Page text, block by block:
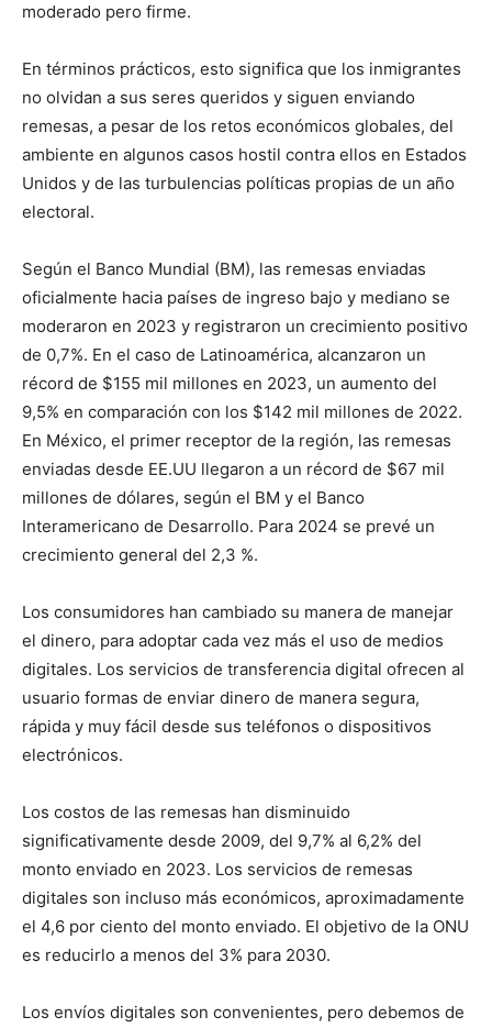
moderado pero firme.
En términos prácticos, esto significa que los inmigrantes
no olvidan a sus seres queridos y siguen enviando
remesas, a pesar de los retos económicos globales, del
ambiente en algunos casos hostil contra ellos en Estados
Unidos y de las turbulencias políticas propias de un año
electoral.
Según el Banco Mundial (BM), las remesas enviadas
oficialmente hacia países de ingreso bajo y mediano se
moderaron en 2023 y registraron un crecimiento positivo
de 0,7%. En el caso de Latinoamérica, alcanzaron un
récord de $155 mil millones en 2023, un aumento del
9,5% en comparación con los $142 mil millones de 2022.
En México, el primer receptor de la región, las remesas
enviadas desde EE.UU llegaron a un récord de $67 mil
millones de dólares, según el BM y el Banco
Interamericano de Desarrollo. Para 2024 se prevé un
crecimiento general del 2,3 %.
Los consumidores han cambiado su manera de manejar
el dinero, para adoptar cada vez más el uso de medios
digitales. Los servicios de transferencia digital ofrecen al
usuario formas de enviar dinero de manera segura,
rápida y muy fácil desde sus teléfonos o dispositivos
electrónicos.
Los costos de las remesas han disminuido
significativamente desde 2009, del 9,7% al 6,2% del
monto enviado en 2023. Los servicios de remesas
digitales son incluso más económicos, aproximadamente
el 4,6 por ciento del monto enviado. El objetivo de la ONU
es reducirlo a menos del 3% para 2030.
Los envíos digitales son convenientes, pero debemos de